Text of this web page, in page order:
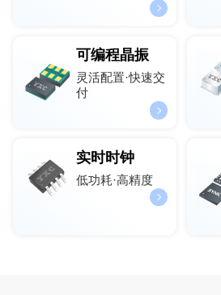
可编程晶振
灵活配置·快速交
付
实时时钟
低功耗·高精度